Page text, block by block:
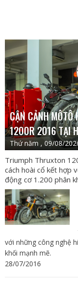
CẬN CẢNH MÔTÔ
1200R 2016 TẠI
Thứ năm , 09/08/
Triumph Thruxton
cách hoài cổ kết hợp
động cơ 1.200 phân
với những công nghệ
khối mạnh mẽ.
28/07/2016